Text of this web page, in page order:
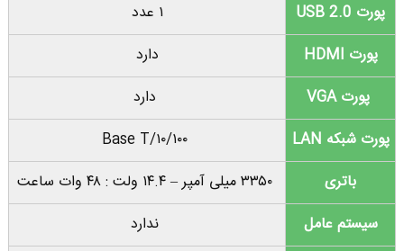
پورت USB 2.0
۱ عدد
پورت HDMI
دارد
پورت VGA
دارد
پورت شبکه LAN
باتری
سیستم عامل
ندارد